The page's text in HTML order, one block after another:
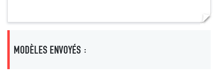
MODÈLES ENVOYÉS :